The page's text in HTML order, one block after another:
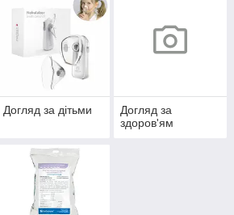
Догляд за дітьми
Догляд за
здоров'ям